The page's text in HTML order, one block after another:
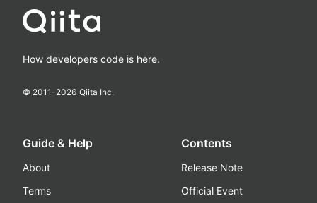
How developers code is here.
© 2011-2026 Qiita Inc.
Guide & Help
About
Terms
Contents
Release Note
Official Event